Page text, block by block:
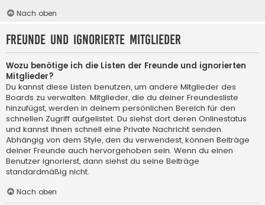
Nach oben
Freunde und ignorierte Mitglieder
Wozu benötige ich die Listen der Freunde und ignorierten
Mitglieder?
Du kannst diese Listen benutzen, um andere Mitglieder des
Boards zu verwalten. Mitglieder, die du deiner Freundesliste
hinzufügst, werden in deinem persönlichen Bereich für den
schnellen Zugriff aufgelistet. Du siehst dort deren Onlinestatus
und kannst ihnen schnell eine Private Nachricht senden.
Abhängig von dem Style, den du verwendest, können Beiträge
deiner Freunde auch hervorgehoben sein. Wenn du einen
Benutzer ignorierst, dann siehst du seine Beiträge
standardmäßig nicht.
Nach oben